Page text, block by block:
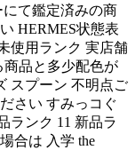
て鑑定済みの商
HERMES状態表
使用ランク 実店舗
商品と多少配色が
スプーン 不明点ご
さい すみっコぐ
ランク 11 新品ラ
合は 入学 the